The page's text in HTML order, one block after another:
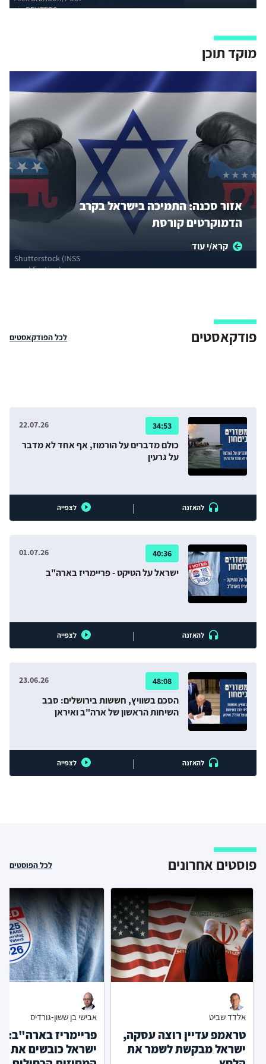
via REUTERS
מוקד תוכן
אזור סכנה: התמיכה בישראל בקרב
הדמוקרטים קורסת
קרא/י עוד
Shutterstock (INSS
modification)
פודקאסטים לכל הפודקאסטים
34:53
22.07.26
כולם מדברים על הורמוז, אף אחד לא מדבר
על גרעין
להאזנה | לצפייה
40:36
01.07.26
ישראל על הטיקט - פריימריז בארה"ב
להאזנה | לצפייה
48:08
23.06.26
הסכם בשוויץ, חששות בירושלים: סבב
השיחות הראשון של ארה"ב ואיראן
להאזנה | לצפייה
פוסטים אחרונים לכל הפוסטים
אלדד שביט
טראמפ עדיין רוצה עסקה,
ישראל מבקשת לשמר את
אבישי בן ששון-גורדיס
פריימריז בארה"ב:
ישראל כובשים את